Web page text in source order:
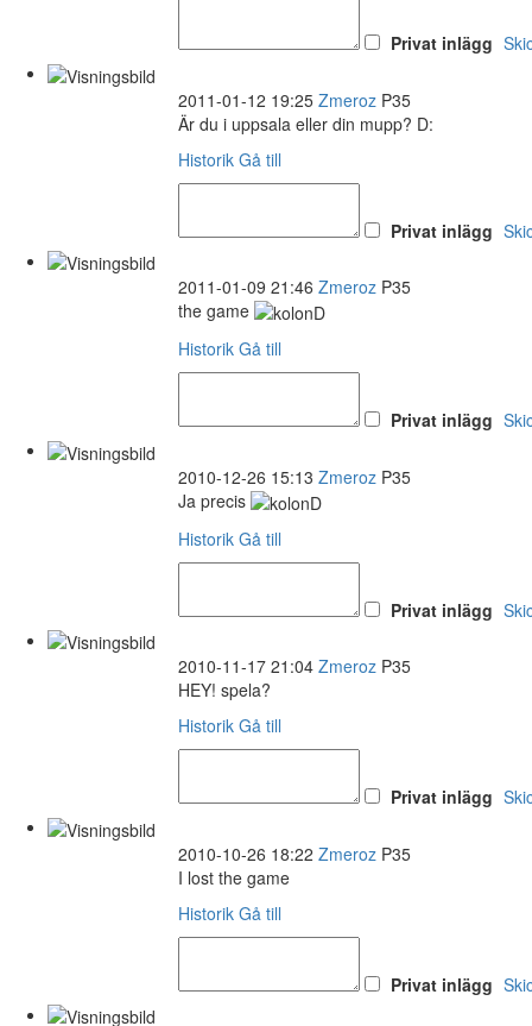
Privat inlägg
2011-01-12 19:25 Zmeroz P35
Är du i uppsala eller din mupp? D:
Historik Gå till
Privat inlägg
2011-01-09 21:46 Zmeroz P35
the game
Historik Gå till
Privat inlägg
2010-12-26 15:13 Zmeroz P35
Ja precis
Historik Gå till
Privat inlägg
2010-11-17 21:04 Zmeroz P35
HEY! spela?
Historik Gå till
Privat inlägg
2010-10-26 18:22 Zmeroz P35
I lost the game
Historik Gå till
Privat inlägg